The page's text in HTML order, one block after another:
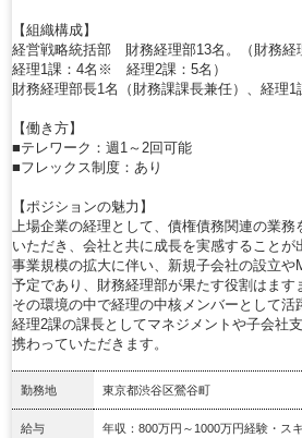
【組織構成】
経営戦略統括部 財務経理部13名。（財務
経理1課：4名※ 経理2課：5名）
財務経理部長1名（財務課課長兼任）、経理1
【働き方】
■テレワーク：週1～2回可能
■フレックス制度：あり
【ポジションの魅力】
上場企業の経理として、債権債務関連の業
いただき、会社と共に成長を実感することが
事業規模の拡大に伴い、新規子会社の設立や
予定であり、財務経理部が果たす役割はます
その環境の中で経理の中核メンバーとして活
経理2課の課長としてマネジメントや子会社
携わっていただきます。
勤務地 東京都渋谷区鶯谷町
給与 年収：800万円～1000万円経験・ス